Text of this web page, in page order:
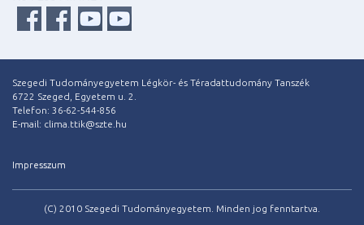
Szegedi Tudományegyetem Légkör- és Téradattudomány Tanszék
6722 Szeged, Egyetem u. 2.
Telefon: 36-62-544-856
E-mail: clima.ttik@szte.hu
Impresszum
(C) 2010 Szegedi Tudományegyetem. Minden jog fenntartva.